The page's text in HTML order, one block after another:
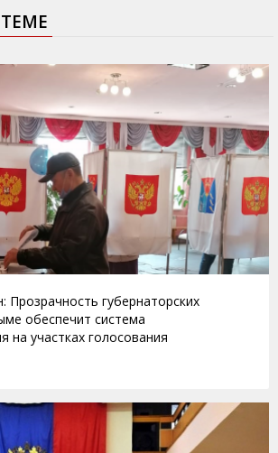
Прозрачность губернаторских
обеспечит система
на участках голосования